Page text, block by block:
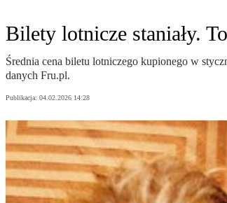
Bilety lotnicze staniały.
Średnia cena biletu lotniczego kupionego w
danych Fru.pl.
Publikacja: 04.02.2026 14:28